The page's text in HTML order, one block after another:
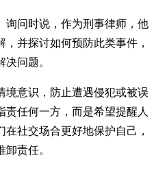
询问时说，作为刑事律师，他
并探讨如何预防此类事件，
问题。
境意识，防止遭遇侵犯或被误
任何一方，而是希望提醒人
社交场合更好地保护自己，
责任。